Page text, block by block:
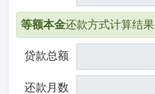
等额本金还款方式计算结果
贷款总额
还款月数